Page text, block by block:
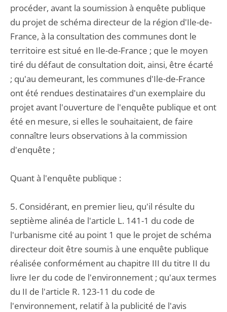
procéder, avant la soumission à enquête publique
du projet de schéma directeur de la région d'Ile-de-
France, à la consultation des communes dont le
territoire est situé en Ile-de-France ; que le moyen
tiré du défaut de consultation doit, ainsi, être écarté
; qu'au demeurant, les communes d'Ile-de-France
ont été rendues destinataires d'un exemplaire du
projet avant l'ouverture de l'enquête publique et ont
été en mesure, si elles le souhaitaient, de faire
connaître leurs observations à la commission
d'enquête ;
Quant à l'enquête publique :
5. Considérant, en premier lieu, qu'il résulte du
septième alinéa de l'article L. 141-1 du code de
l'urbanisme cité au point 1 que le projet de schéma
directeur doit être soumis à une enquête publique
réalisée conformément au chapitre III du titre II du
livre Ier du code de l'environnement ; qu'aux termes
du II de l'article R. 123-11 du code de
l'environnement, relatif à la publicité de l'avis